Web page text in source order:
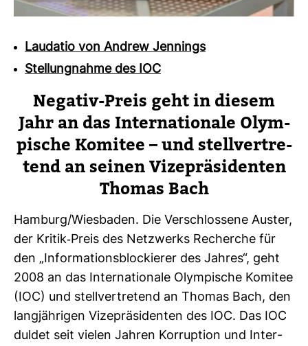
Laudatio von Andrew Jennings
Stellungnahme des IOC
Negativ-​Preis geht in diesem
Jahr an das Inter­na­tio­nale Olym­
pi­sche Komitee – und stell­ver­tre­
tend an seinen Vize­prä­si­denten
Thomas Bach
Ham­burg/Wies­baden. Die Ver­schlos­sene Auster,
der Kritik-​Preis des Netz­werks Recherche für
den „Infor­ma­ti­ons­blo­ckierer des Jahres“, geht
2008 an das Inter­na­tio­nale Olym­pi­sche Komitee
(IOC) und stell­ver­tre­tend an Thomas Bach, den
lang­jäh­rigen Vize­prä­si­denten des IOC. Das IOC
duldet seit vielen Jahren Kor­rup­tion und Inter­